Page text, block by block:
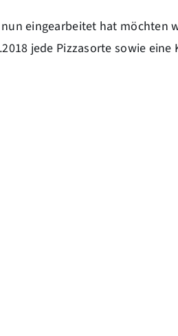
eingearbeitet hat
jede Pizzasorte sowie